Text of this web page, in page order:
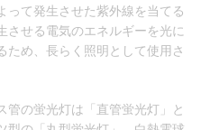
って発生させた紫外線を当てる
させる電気のエネルギーを光に
ため、長らく照明として使用さ
管の蛍光灯は「直管蛍光灯」と